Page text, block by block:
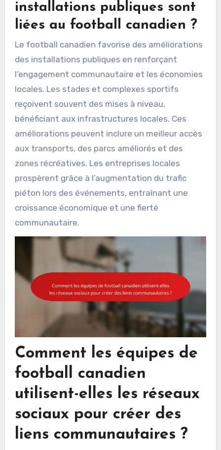
installations publiques sont
liées au football canadien ?
Le football canadien favorise des améliorations
des installations publiques en renforçant
l’engagement communautaire et les économies
locales. Les stades et complexes sportifs
reçoivent souvent des mises à niveau,
bénéficiant aux infrastructures locales. Ces
améliorations peuvent inclure un meilleur accès
aux transports, des parcs améliorés et des
zones récréatives. Les entreprises locales
prospèrent grâce à l’augmentation du trafic
piéton lors des événements, entraînant une
croissance économique et une fierté
communautaire.
Comment les équipes de
football canadien
utilisent-elles les réseaux
sociaux pour créer des
liens communautaires ?